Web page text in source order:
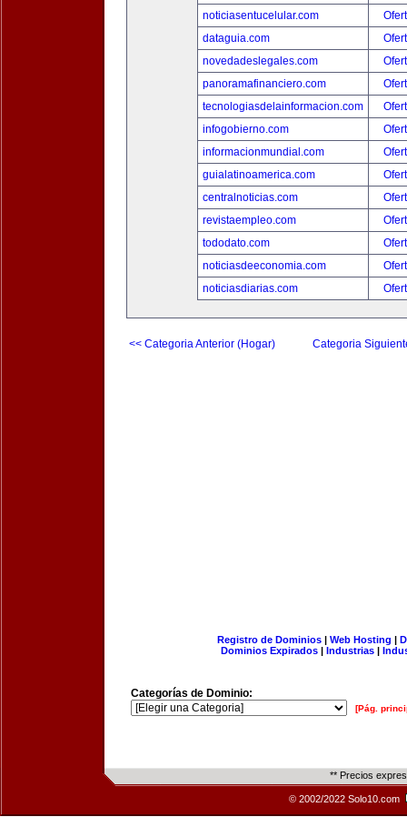
noticiasentucelular.com
dataguia.com
novedadeslegales.com
panoramafinanciero.com
tecnologiasdelainformacion.com
infogobierno.com
informacionmundial.com
guialatinoamerica.com
centralnoticias.com
revistaempleo.com
tododato.com
noticiasdeeconomia.com
noticiasdiarias.com
<< Categoria Anterior (Hogar) Categoria
Registro de Dominios| Web Hosting |
Dominios Expirados | Industrias |
Categorías de Dominio:
[Pág.
** Precios
© 2002/2022 Solo10.com